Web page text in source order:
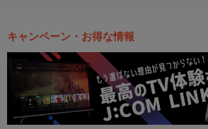
キャンペーン・お得な情報